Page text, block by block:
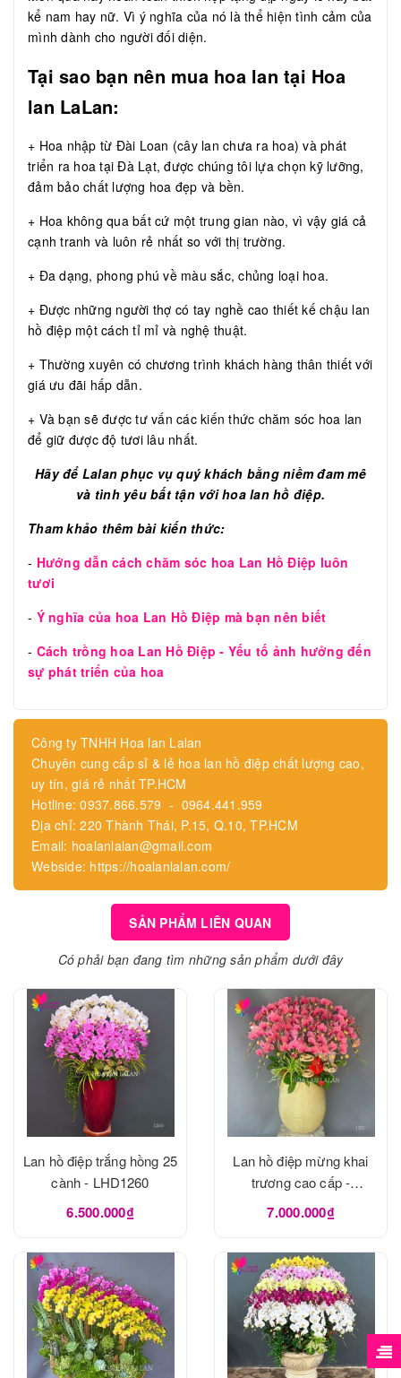
kể nam hay nữ. Vì ý nghĩa của nó là thể hiện tình cảm của
mình dành cho người đối diện.
Tại sao bạn nên mua hoa lan tại Hoa
lan LaLan:
+ Hoa nhập từ Đài Loan (cây lan chưa ra hoa) và phát
triển ra hoa tại Đà Lạt, được chúng tôi lựa chọn kỹ lưỡng,
đảm bảo chất lượng hoa đẹp và bền.
+ Hoa không qua bất cứ một trung gian nào, vì vậy giá cả
cạnh tranh và luôn rẻ nhất so với thị trường.
+ Đa dạng, phong phú về màu sắc, chủng loại hoa.
+ Được những người thợ có tay nghề cao thiết kế chậu lan
hồ điệp một cách tỉ mỉ và nghệ thuật.
+ Thường xuyên có chương trình khách hàng thân thiết với
giá ưu đãi hấp dẫn.
+ Và bạn sẽ được tư vấn các kiến thức chăm sóc hoa lan
để giữ được độ tươi lâu nhất.
Hãy để Lalan phục vụ quý khách bằng niềm đam mê
và tình yêu bất tận với hoa lan hồ điệp.
Tham khảo thêm bài kiến thức:
- Hướng dẫn cách chăm sóc hoa Lan Hồ Điệp luôn
tươi
- Ý nghĩa của hoa Lan Hồ Điệp mà bạn nên biết
- Cách trồng hoa Lan Hồ Điệp - Yếu tố ảnh hưởng đến
sự phát triển của hoa
Công ty TNHH Hoa lan Lalan
Chuyên cung cấp sỉ & lẻ hoa lan hồ điệp chất lượng cao,
uy tín, giá rẻ nhất TP.HCM
Hotline: 0937.866.579 - 0964.441.959
Địa chỉ: 220 Thành Thái, P.15, Q.10, TP.HCM
Email: hoalanlalan@gmail.com
Webside: https://hoalanlalan.com/
SẢN PHẨM LIÊN QUAN
Có phải bạn đang tìm những sản phẩm dưới đây
Lan hồ điệp trắng hồng 25
cành - LHD1260
6.500.000₫
Lan hồ điệp mừng khai
trương cao cấp -
LHD1255
7.000.000₫